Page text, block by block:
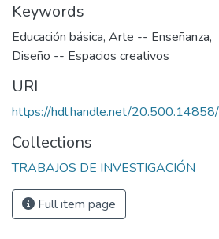
Keywords
Educación básica, Arte -- Enseñanza,
Diseño -- Espacios creativos
URI
https://hdl.handle.net/
Collections
TRABAJOS DE INVESTIGACIÓN
Full item page